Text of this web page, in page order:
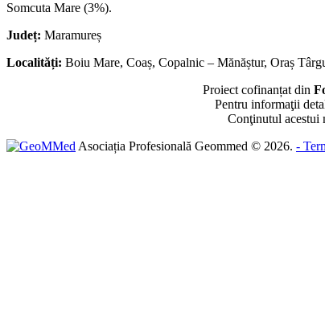
Somcuta Mare (3%).
Județ: Maramureș
Localități: Boiu Mare, Coaș, Copalnic – Mănăștur, Oraș
Proiect cofinanțat din
Pentru informaţii
Conţinutul acestui
Asociația Profesională Geommed © 2026. -